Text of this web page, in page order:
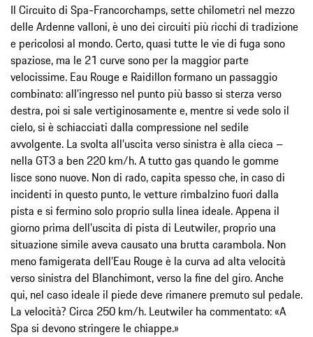
Il Circuito di Spa-Francorchamps, sette chilometri nel mezzo
delle Ardenne valloni, è uno dei circuiti più ricchi di tradizione
e pericolosi al mondo. Certo, quasi tutte le vie di fuga sono
spaziose, ma le 21 curve sono per la maggior parte
velocissime. Eau Rouge e Raidillon formano un passaggio
combinato: all’ingresso nel punto più basso si sterza verso
destra, poi si sale vertiginosamente e, mentre si vede solo il
cielo, si è schiacciati dalla compressione nel sedile
avvolgente. La svolta all’uscita verso sinistra è alla cieca –
nella GT3 a ben 220 km/h. A tutto gas quando le gomme
lisce sono nuove. Non di rado, capita spesso che, in caso di
incidenti in questo punto, le vetture rimbalzino fuori dalla
pista e si fermino solo proprio sulla linea ideale. Appena il
giorno prima dell’uscita di pista di Leutwiler, proprio una
situazione simile aveva causato una brutta carambola. Non
meno famigerata dell’Eau Rouge è la curva ad alta velocità
verso sinistra del Blanchimont, verso la fine del giro. Anche
qui, nel caso ideale il piede deve rimanere premuto sul pedale.
La velocità? Circa 250 km/h. Leutwiler ha commentato: «A
Spa si devono stringere le chiappe.»